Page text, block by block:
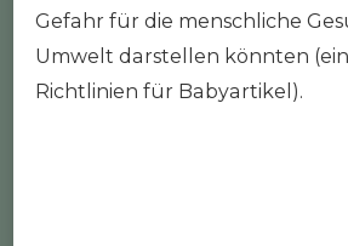
Gefahr für die menschliche
Umwelt darstellen könnten
Richtlinien für Babyartikel).